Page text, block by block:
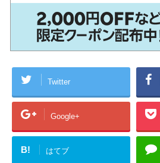
Twitter
Google+
B! はてブ